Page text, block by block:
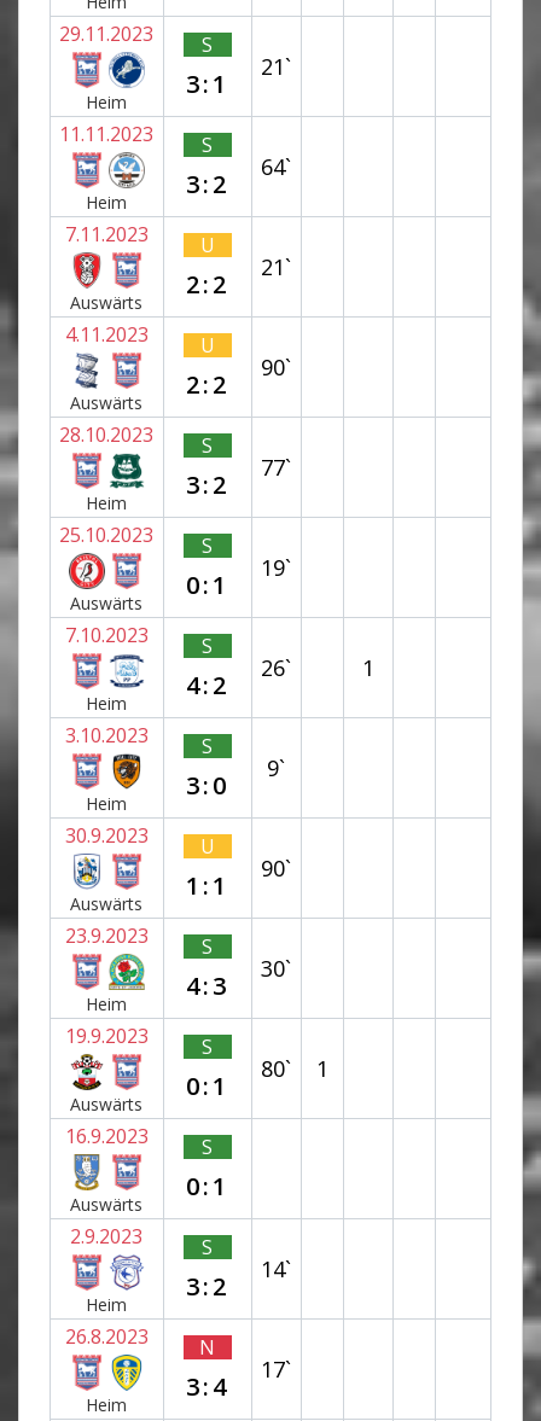
29.11.2023
Heim
S
3:1
21`
11.11.2023
Heim
S
3:2
64`
7.11.2023
Auswärts
U
2:2
21`
4.11.2023
Auswärts
U
2:2
90`
28.10.2023
Heim
S
3:2
77`
25.10.2023
Auswärts
S
0:1
19`
7.10.2023
Heim
S
4:2
26` 1
3.10.2023
Heim
S
3:0
9`
30.9.2023
Auswärts
U
1:1
90`
23.9.2023
Heim
S
4:3
30`
19.9.2023
Auswärts
S
0:1
80` 1
16.9.2023
Auswärts
S
0:1
2.9.2023
Heim
S
3:2
14`
26.8.2023
Heim
N
3:4
17`